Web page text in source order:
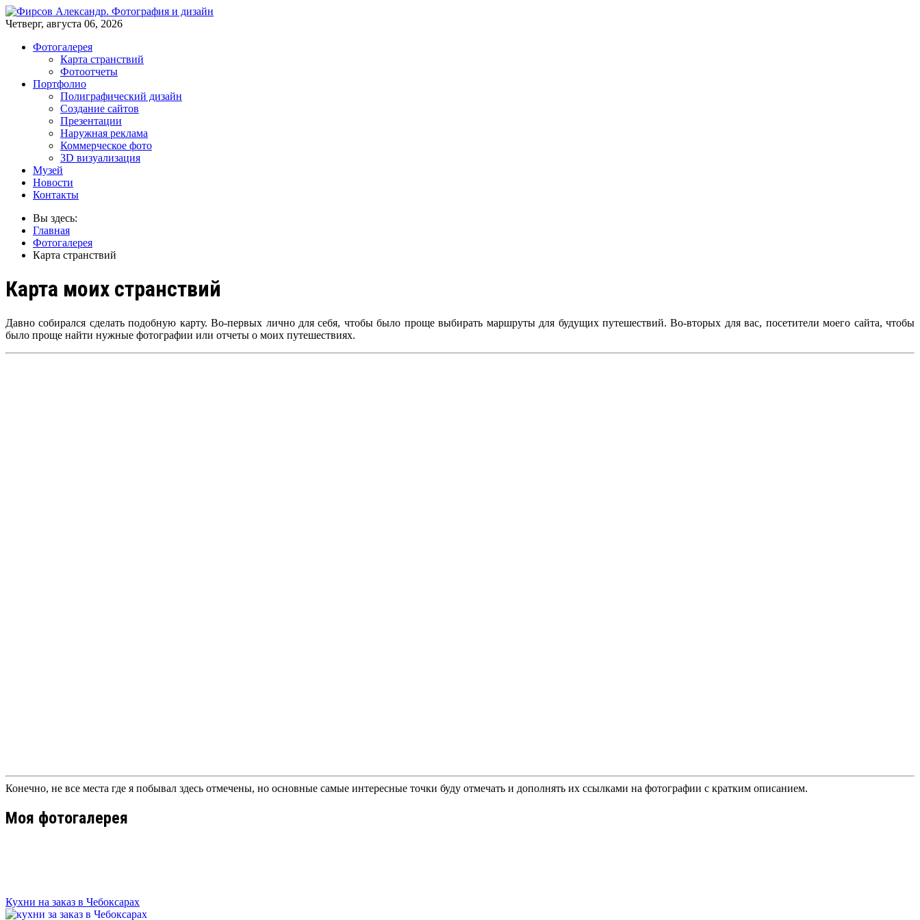
Четверг, августа 06, 2026
Фотогалерея
Карта странствий
Фотоотчеты
Портфолио
Полиграфический дизайн
Создание сайтов
Презентации
Наружная реклама
Коммерческое фото
3D визуализация
Музей
Новости
Контакты
Вы здесь:
Главная
Фотогалерея
Карта странствий
Карта моих странствий
Давно собирался сделать подобную карту. Во-первых лично для себя, чтобы было проще выбирать маршруты для будущих путешествий. Во-вторых для вас, посетители моего сайта, чтобы
было проще найти нужные фотографии или отчеты о моих путешествиях.
Конечно, не все места где я побывал здесь отмечены, но основные самые интересные точки буду отмечать и дополнять их ссылками на фотографии с кратким описанием.
Моя фотогалерея
Кухни на заказ в Чебоксарах